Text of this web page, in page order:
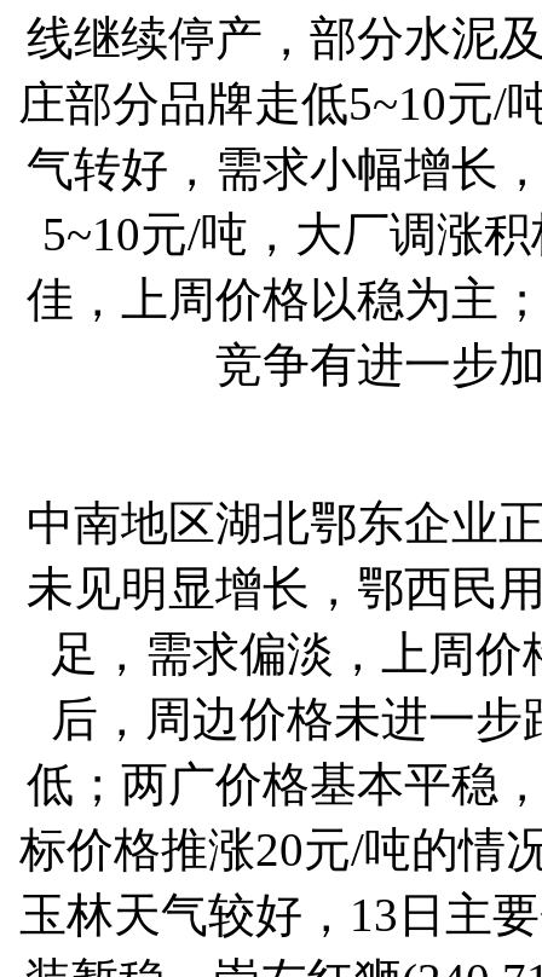
线继续停产，部分水泥
庄部分品牌走低5~10元/
气转好，需求小幅增长
5~10元/吨，大厂调涨
佳，上周价格以稳为主
竞争有进一步
中南地区湖北鄂东企业
未见明显增长，鄂西民
足，需求偏淡，上周
后，周边价格未进一
低；两广价格基本平稳
标价格推涨20元/吨的情
玉林天气较好，13日主